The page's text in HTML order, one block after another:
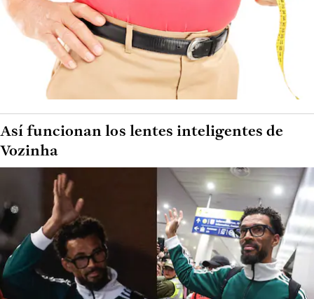
Así funcionan los lentes inteligentes de
Vozinha